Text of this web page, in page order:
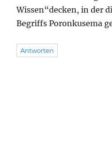
Wissen“decken, in der
Begriffs Poronkusema
Antworten